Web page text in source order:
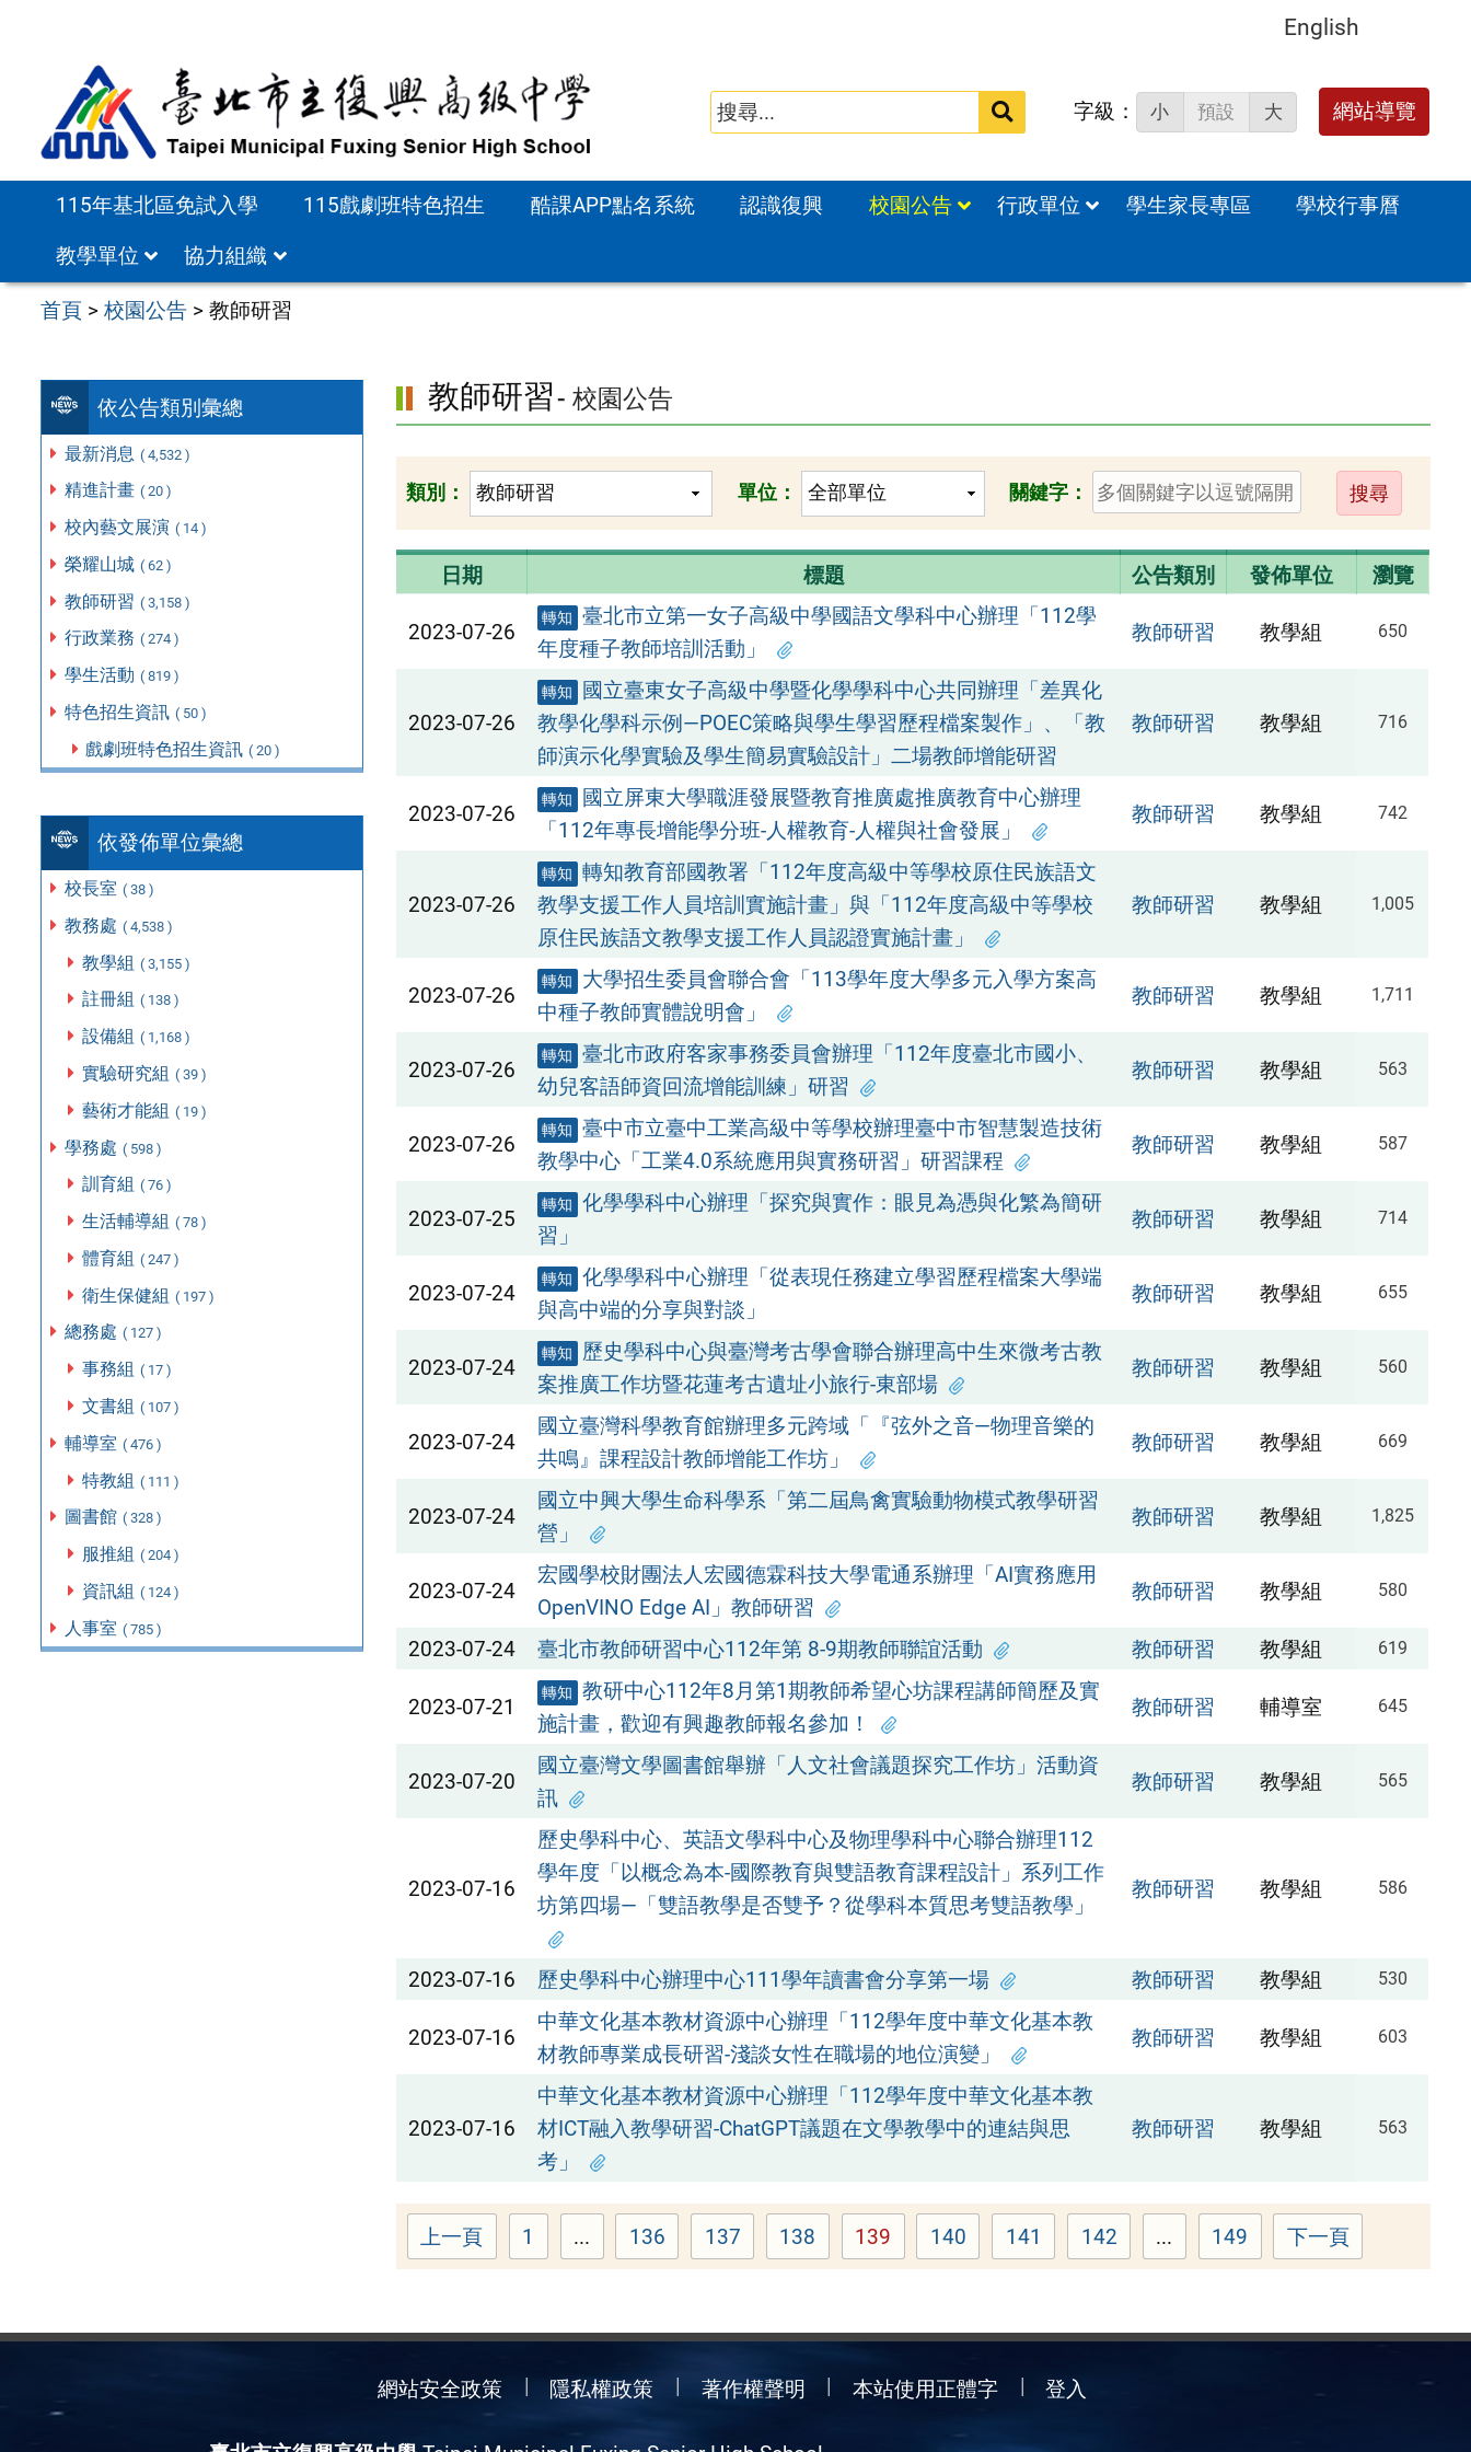
English
搜
字級： 小 預設 大 網站導覽
115年基北區免試入學 115戲劇班特色招生 酷課APP點名系統 認識復興 校園公告 行政單位 學生家長專區
學校行事曆
教學單位
協力組織
首頁 >校園公告 >教師研習
依公告類別彙總
最新消息 ( 4,532 )
精進計畫 ( 20 )
校內藝文展演 ( 14 )
榮耀山城 ( 62 )
教師研習 ( 3,158 )
行政業務 ( 274 )
學生活動 ( 819 )
特色招生資訊 ( 50 )
戲劇班特色招生資訊 ( 20 )
依發佈單位彙總
校長室 ( 38 )
教務處 ( 4,538 )
教學組 ( 3,155 )
註冊組 ( 138 )
設備組 ( 1,168 )
實驗研究組 ( 39 )
藝術才能組 ( 19 )
學務處 ( 598 )
訓育組 ( 76 )
生活輔導組 ( 78 )
體育組 ( 247 )
衛生保健組 ( 197 )
總務處 ( 127 )
事務組 ( 17 )
文書組 ( 107 )
輔導室 ( 476 )
特教組 ( 111 )
圖書館 ( 328 )
服推組 ( 204 )
資訊組 ( 124 )
人事室 ( 785 )
教師研習 - 校園公告
類別： 單位： 關鍵字：
送
出
日期 標題 公告類別 發佈單位 瀏覽
2023-07-26
轉知 臺北市立第一女子高級中學國語文學科中心辦理「112學
年度種子教師培訓活動」
教師研習 教學組 650
2023-07-26
轉知
國立臺東女子高級中學暨化學學科中心共同辦理「差異化
教學化學科示例—POEC策略與學生學習歷程檔案製作」、「教
師演示化學實驗及學生簡易實驗設計」二場教師增能研習
教師研習 教學組 716
2023-07-26
轉知
國立屏東大學職涯發展暨教育推廣處推廣教育中心辦理
「112年專長增能學分班-人權教育-人權與社會發展」
教師研習 教學組 742
2023-07-26
轉知 轉知教育部國教署「112年度高級中等學校原住民族語文
教學支援工作人員培訓實施計畫」與「112年度高級中等學校
原住民族語文教學支援工作人員認證實施計畫」
教師研習 教學組 1,005
2023-07-26
轉知
大學招生委員會聯合會「113學年度大學多元入學方案高
中種子教師實體說明會」
教師研習 教學組 1,711
2023-07-26
轉知 臺北市政府客家事務委員會辦理「112年度臺北市國小、
幼兒客語師資回流增能訓練」研習
教師研習 教學組 563
2023-07-26
轉知 臺中市立臺中工業高級中等學校辦理臺中市智慧製造技術
教學中心「工業4.0系統應用與實務研習」研習課程
教師研習 教學組 587
2023-07-25
轉知 化學學科中心辦理「探究與實作：眼見為憑與化繁為簡研
習」
教師研習 教學組 714
2023-07-24
轉知 化學學科中心辦理「從表現任務建立學習歷程檔案大學端
與高中端的分享與對談」
教師研習 教學組 655
2023-07-24
轉知
歷史學科中心與臺灣考古學會聯合辦理高中生來微考古教
案推廣工作坊暨花蓮考古遺址小旅行-東部場
教師研習 教學組 560
2023-07-24
國立臺灣科學教育館辦理多元跨域「『弦外之音—物理音樂的
共鳴』課程設計教師增能工作坊」
教師研習 教學組 669
2023-07-24
國立中興大學生命科學系「第二屆鳥禽實驗動物模式教學研習
營」
教師研習 教學組 1,825
2023-07-24
宏國學校財團法人宏國德霖科技大學電通系辦理「AI實務應用
OpenVINO Edge AI」教師研習
教師研習 教學組 580
2023-07-24 臺北市教師研習中心112年第 8-9期教師聯誼活動 教師研習 教學組 619
2023-07-21
轉知 教研中心112年8月第1期教師希望心坊課程講師簡歷及實
施計畫，歡迎有興趣教師報名參加！
教師研習 輔導室 645
2023-07-20
國立臺灣文學圖書館舉辦「人文社會議題探究工作坊」活動資
訊
教師研習 教學組 565
2023-07-16
歷史學科中心、英語文學科中心及物理學科中心聯合辦理112
學年度「以概念為本-國際教育與雙語教育課程設計」系列工作
坊第四場—「雙語教學是否雙予？從學科本質思考雙語教學」
教師研習 教學組 586
2023-07-16 歷史學科中心辦理中心111學年讀書會分享第一場 教師研習 教學組 530
2023-07-16
中華文化基本教材資源中心辦理「112學年度中華文化基本教
材教師專業成長研習-淺談女性在職場的地位演變」
教師研習 教學組 603
2023-07-16
中華文化基本教材資源中心辦理「112學年度中華文化基本教
材ICT融入教學研習-ChatGPT議題在文學教學中的連結與思
考」
教師研習 教學組 563
上一頁 Page
1 ... Page
136 Page
137 Page
138 Page
139 Page
140 Page
141 Page
142 ... Page
149 下一頁
網站安全政策 隱私權政策 著作權聲明 本站使用正體字 登入